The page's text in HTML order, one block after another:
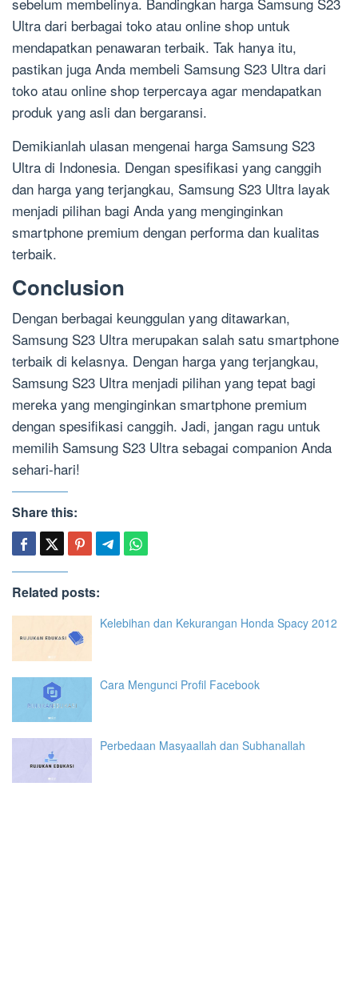
Ultra dari berbagai toko atau online shop untuk
mendapatkan penawaran terbaik. Tak hanya itu,
pastikan juga Anda membeli Samsung S23 Ultra dari
toko atau online shop terpercaya agar mendapatkan
produk yang asli dan bergaransi.
Demikianlah ulasan mengenai harga Samsung S23
Ultra di Indonesia. Dengan spesifikasi yang canggih
dan harga yang terjangkau, Samsung S23 Ultra layak
menjadi pilihan bagi Anda yang menginginkan
smartphone premium dengan performa dan kualitas
terbaik.
Conclusion
Dengan berbagai keunggulan yang ditawarkan,
Samsung S23 Ultra merupakan salah satu smartphone
terbaik di kelasnya. Dengan harga yang terjangkau,
Samsung S23 Ultra menjadi pilihan yang tepat bagi
mereka yang menginginkan smartphone premium
dengan spesifikasi canggih. Jadi, jangan ragu untuk
memilih Samsung S23 Ultra sebagai companion Anda
sehari-hari!
Share this:
Related posts:
Kelebihan dan Kekurangan Honda Spacy 2012
Cara Mengunci Profil Facebook
Perbedaan Masyaallah dan Subhanallah